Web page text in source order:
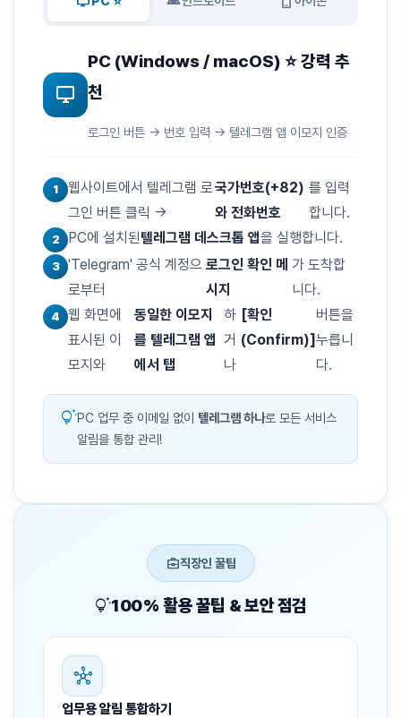
desktop_windows
PC (Windows / macOS) ⭐ 강력 추
천
로그인 버튼 → 번호 입력 → 텔레그램 앱 이모지 인증
웹사이트에서 텔레그램 로
그인 버튼 클릭 →
국가번호(+82)
와 전화번호
를 입력
합니다.
PC에 설치된텔레그램 데스크톱 앱을 실행합니다.
'Telegram' 공식 계정으
로부터
로그인 확인 메
시지
가 도착합
니다.
웹 화면에
표시된 이
모지와
동일한 이모지
를 텔레그램 앱
에서 탭
하
거
나
[확인
(Confirm)]
버튼을
누릅니
다.
tips_and_updatesPC 업무 중 이메일 없이 텔레그램 하나로 모든 서비스
알림을 통합 관리!
business_center직장인 꿀팁
tips_and_updates100% 활용 꿀팁 & 보안 점검
hub
업무용 알림 통합하기